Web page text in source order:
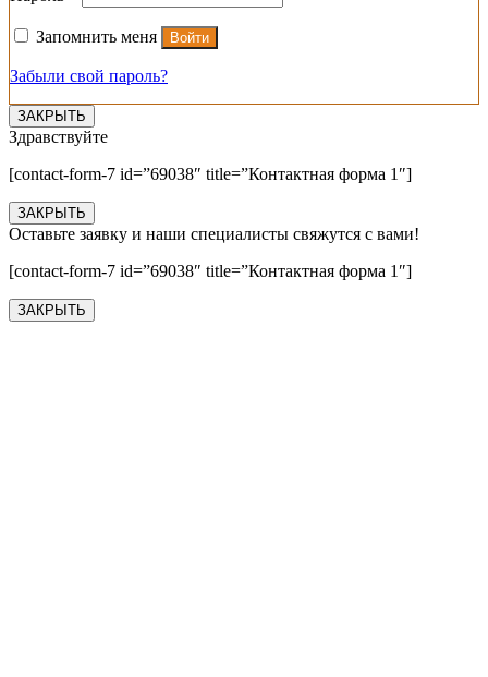
Запомнить меня Войти
Забыли свой пароль?
ЗАКРЫТЬ
Здравствуйте
[contact-form-7 id=”69038″ title=”Контактная форма 1″]
ЗАКРЫТЬ
Оставьте заявку и наши специалисты свяжутся с вами!
[contact-form-7 id=”69038″ title=”Контактная форма 1″]
ЗАКРЫТЬ